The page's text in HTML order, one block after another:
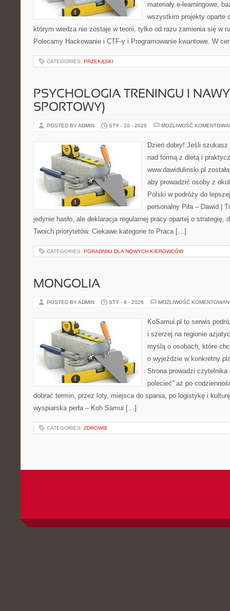
materiały e-learningowe,
wszystkim projekty oparte
którym wiedza nie zostaje w teorii, tylko od razu zamienia się w
Polecamy Hackowanie i CTF-y i Programowanie kwantowe. W
CATEGORIES: PRZEKĄSKI
PSYCHOLOGIA TRENINGU I
SPORTOWY)
POSTED BY ADMIN STY - 10 - 2026 MOŻLIWOŚĆ
Dzień dobry! Jeśli
nad formą z dietą i
www.dawidulinski.pl
aby prowadzić osoby z
Polski w podróży do
personalny Piła – Dawid |
jedynie hasło, ale deklaracja regularnej pracy opartej o strategię,
Twoich priorytetów. Ciekawe kategorie to Praca […]
CATEGORIES: PORADNIKI DLA NOWYCH KIEROWCÓW
MONGOLIA
POSTED BY ADMIN STY - 8 - 2026 MOŻLIWOŚĆ
KoSamui.pl to serwis
i szerzej na regionie
myślą o osobach, które
o wyjeździe w konkretny
Strona prowadzi czytelnika
polecieć” aż po
dobrać termin, przez loty, miejsca do spania, po logistykę i
wyspiarska perła – Koh Samui […]
CATEGORIES: ZDROWIE